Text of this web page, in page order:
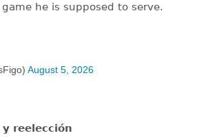
he is supposed to serve.
August 5, 2026
reelección